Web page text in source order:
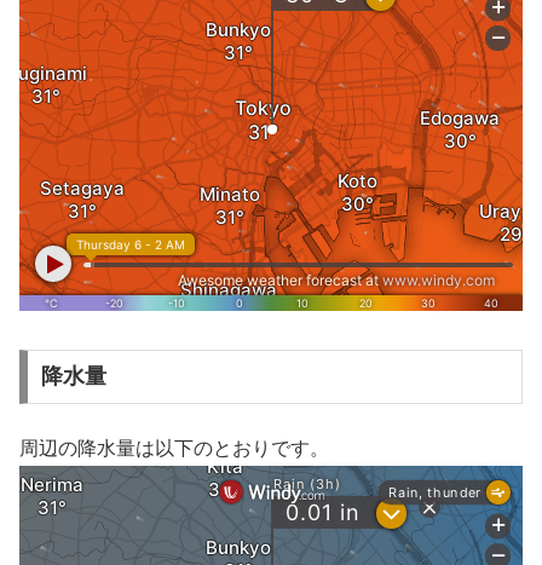
降水量
周辺の降水量は以下のとおりです。